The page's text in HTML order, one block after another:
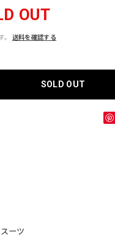
OUT
送料を確認する
SOLD OUT
ーツ